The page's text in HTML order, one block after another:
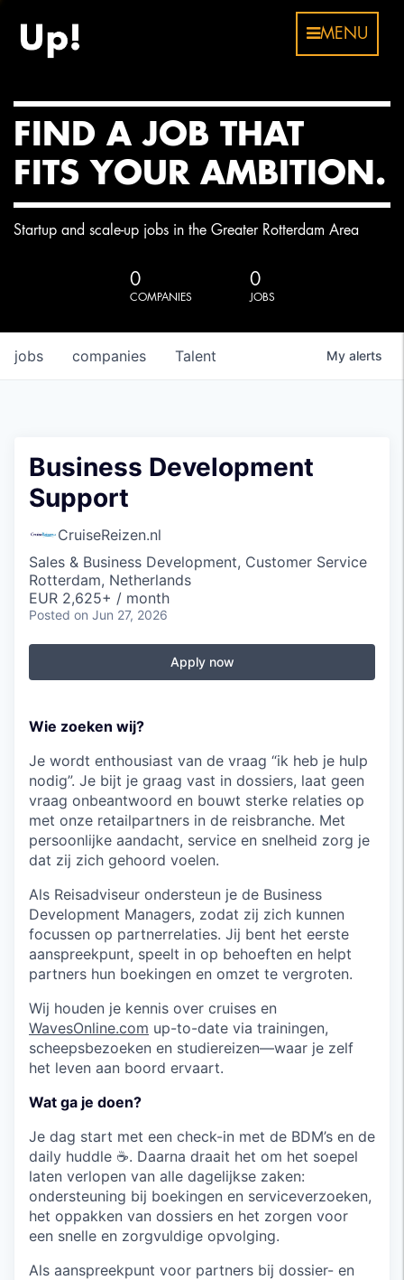
MENU
FIND A JOB THAT
FITS YOUR AMBITION.
Startup and scale-up jobs in the Greater Rotterdam Area
0
COMPANIES
0
JOBS
jobs companies Talent My alerts
Business Development
Support
CruiseReizen.nl
Sales & Business Development, Customer Service
Rotterdam, Netherlands
EUR 2,625+ / month
Posted on Jun 27, 2026
Apply now
Wie zoeken wij?
Je wordt enthousiast van de vraag “ik heb je hulp
nodig”. Je bijt je graag vast in dossiers, laat geen
vraag onbeantwoord en bouwt sterke relaties op
met onze retailpartners in de reisbranche. Met
persoonlijke aandacht, service en snelheid zorg je
dat zij zich gehoord voelen.
Als Reisadviseur ondersteun je de Business
Development Managers, zodat zij zich kunnen
focussen op partnerrelaties. Jij bent het eerste
aanspreekpunt, speelt in op behoeften en helpt
partners hun boekingen en omzet te vergroten.
Wij houden je kennis over cruises en
WavesOnline.com up-to-date via trainingen,
scheepsbezoeken en studiereizen—waar je zelf
het leven aan boord ervaart.
Wat ga je doen?
Je dag start met een check-in met de BDM’s en de
daily huddle ☕️. Daarna draait het om het soepel
laten verlopen van alle dagelijkse zaken:
ondersteuning bij boekingen en serviceverzoeken,
het oppakken van dossiers en het zorgen voor
een snelle en zorgvuldige opvolging.
Als aanspreekpunt voor partners bij dossier- en